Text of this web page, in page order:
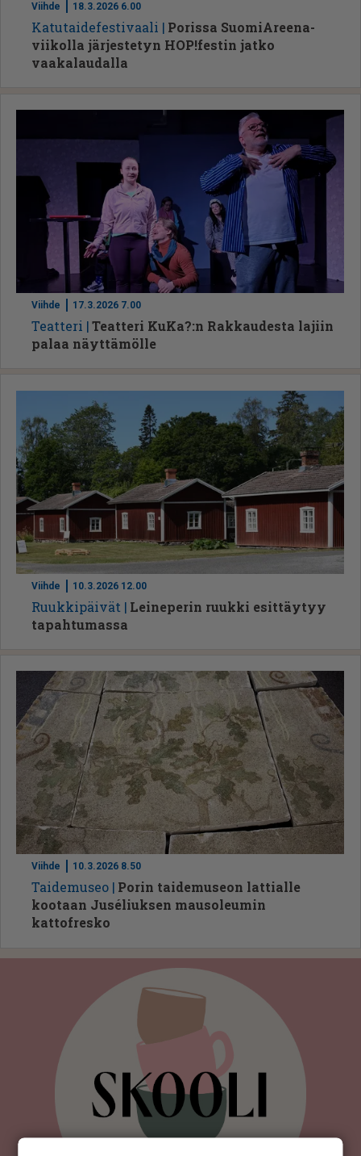
Viihde 18.3.2026 6.00
Ka­tu­tai­de­fes­ti­vaa­li
Porissa SuomiAreena-
viikolla järjestetyn HOP!festin jatko
vaakalaudalla
Viihde 17.3.2026 7.00
Te­at­te­ri
Teatteri KuKa?:n Rakkaudesta lajiin
palaa näyttämölle
Viihde 10.3.2026 12.00
Ruuk­ki­päi­vät
Leineperin ruukki esittäytyy
tapahtumassa
Viihde 10.3.2026 8.50
Tai­de­mu­seo Porin taidemuseon lattialle
kootaan Juséliuksen mausoleumin
kattofresko